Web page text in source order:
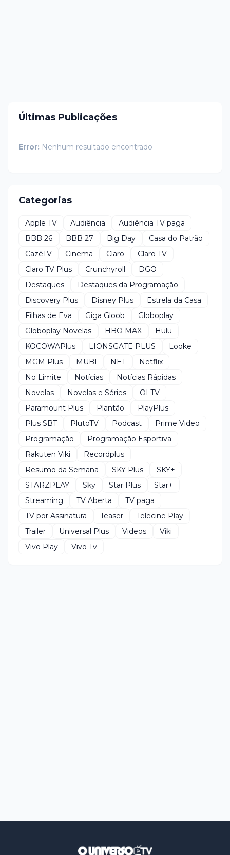
Últimas Publicações
Error: Nenhum resultado encontrado
Categorias
Apple TV Audiência
Audiência TV paga
BBB 26
BBB 27 Big Day
Casa do Patrão
CazéTV
Cinema Claro
Claro TV
Claro TV Plus
Crunchyroll
DGO
Destaques
Destaques da Programação
Discovery Plus
Disney Plus
Estrela da Casa
Filhas de Eva
Giga Gloob
Globoplay
Globoplay Novelas
HBO MAX
Hulu
KOCOWAPlus
LIONSGATE PLUS
Looke
MGM Plus
MUBI NET
Netflix
No Limite
Notícias
Notícias Rápidas
Novelas
Novelas e Séries
OI TV
Paramount Plus
Plantão
PlayPlus
Plus SBT
PlutoTV Podcast
Prime Video
Programação
Programação Esportiva
Rakuten Viki
Recordplus
Resumo da Semana
SKY Plus
SKY+
STARZPLAY
Sky Star Plus
Star+
Streaming
TV Aberta
TV paga
TV por Assinatura
Teaser
Telecine Play
Trailer
Universal Plus Videos
Viki
Vivo Play
Vivo Tv